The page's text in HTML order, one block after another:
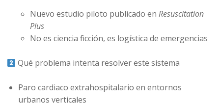
Nuevo estudio piloto publicado enResuscitation
Plus
No es ciencia ficción, es logística de emergencias
Qué problema intenta resolver este sistema
Paro cardiaco extrahospitalario en entornos
urbanos verticales